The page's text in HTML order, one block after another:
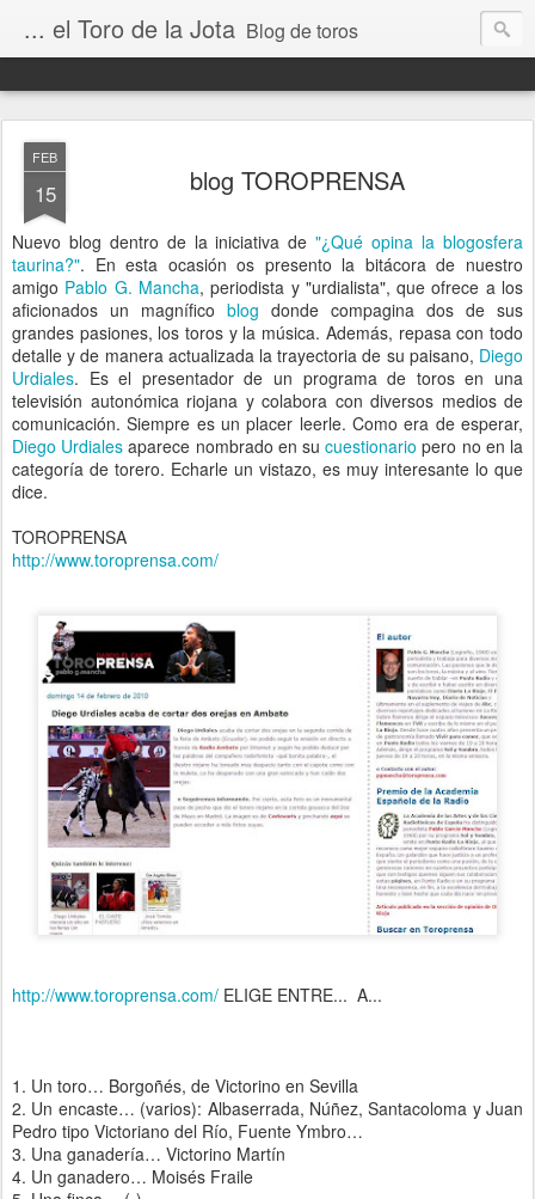
... el Toro de la Jota Blog de toros
FEB
15 blog TOROPRENSA
Nuevo blog dentro de la iniciativa de"¿Qué opina la blogosfera
taurina?". En esta ocasión os presento la bitácora de nuestro
amigo Pablo G. Mancha, periodista y "urdialista", que ofrece a los
aficionados un magnífico blog donde compagina dos de sus
grandes pasiones, los toros y la música. Además, repasa con todo
detalle y de manera actualizada la trayectoria de su paisano, Diego
Urdiales. Es el presentador de un programa de toros en una
televisión autonómica riojana y colabora con diversos medios de
comunicación. Siempre es un placer leerle. Como era de esperar,
Diego Urdiales aparece nombrado en sucuestionario pero no en la
categoría de torero. Echarle un vistazo, es muy interesante lo que
dice.
TOROPRENSA
http://www.toroprensa.com/
http://www.toroprensa.com/ ELIGE ENTRE... A...
1. Un toro… Borgoñés, de Victorino en Sevilla
2. Un encaste… (varios): Albaserrada, Núñez, Santacoloma y Juan
Pedro tipo Victoriano del Río, Fuente Ymbro…
3. Una ganadería… Victorino Martín
4. Un ganadero… Moisés Fraile